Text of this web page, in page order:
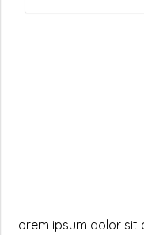
Lorem ipsum dolor sit